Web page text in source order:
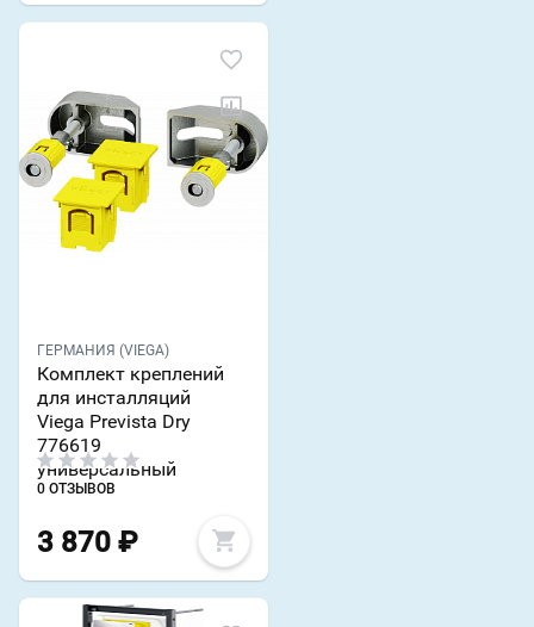
ГЕРМАНИЯ (VIEGA)
Комплект креплений
для инсталляций
Viega Prevista Dry
776619
универсальный
0 ОТЗЫВОВ
3 870 ₽